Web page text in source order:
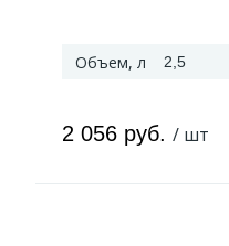
Объем, л 2,5
2 056 руб. / шт